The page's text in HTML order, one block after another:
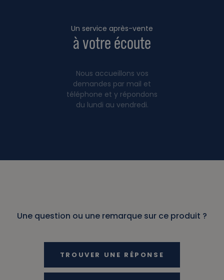
Un service après-vente
à votre écoute
Nous accueillons vos
demandes par mail et
téléphone et y répondons
du lundi au vendredi.
Une question ou une remarque sur ce produit ?
TROUVER UNE RÉPONSE